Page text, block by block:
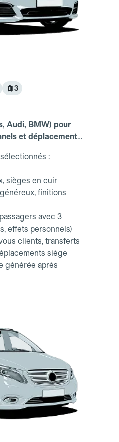
3
Audi, BMW) pour
et déplacements
:
sièges en cuir
finitions
avec 3
effets personnels)
clients, transferts
siège
générée après